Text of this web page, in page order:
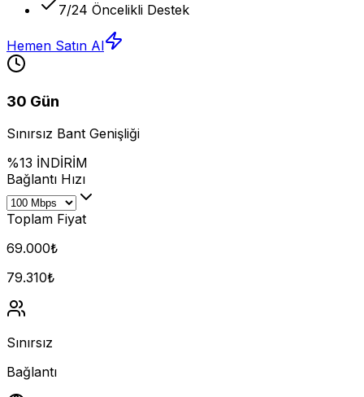
7/24 Öncelikli Destek
Hemen Satın Al
30 Gün
Sınırsız Bant Genişliği
%13 İNDİRİM
Bağlantı Hızı
Toplam Fiyat
69.000₺
79.310₺
Sınırsız
Bağlantı